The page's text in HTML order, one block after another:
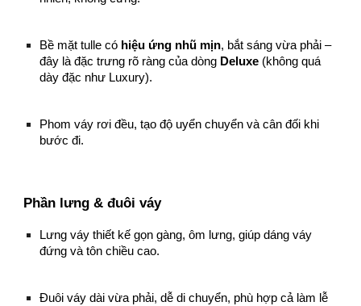
Bề mặt tulle có hiệu ứng nhũ mịn, bắt sáng vừa phải –
đây là đặc trưng rõ ràng của dòng Deluxe (không quá
dày đặc như Luxury).
Phom váy rơi đều, tạo độ uyển chuyển và cân đối khi
bước đi.
Phần lưng & đuôi váy
Lưng váy thiết kế gọn gàng, ôm lưng, giúp dáng váy
đứng và tôn chiều cao.
Đuôi váy dài vừa phải, dễ di chuyển, phù hợp cả làm lễ